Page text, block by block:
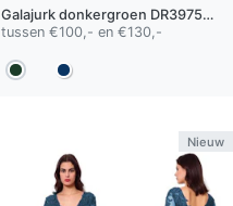
Galajurk donkergroen DR3975QS
tussen €100,- en €130,-
Nieuw